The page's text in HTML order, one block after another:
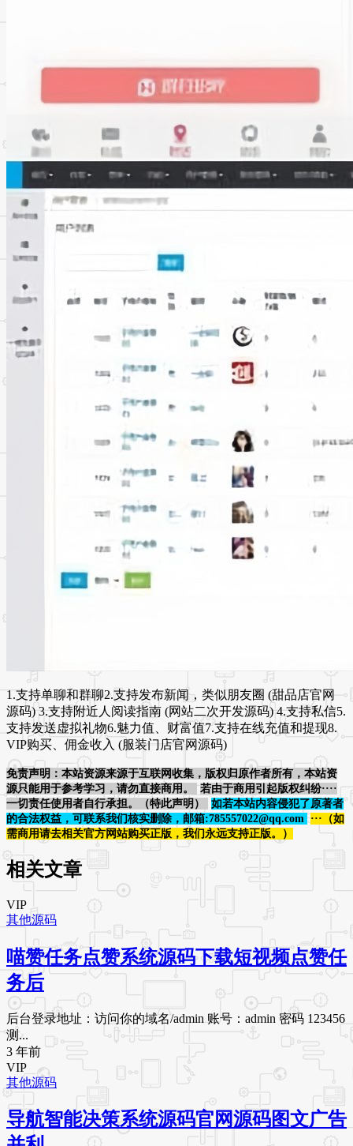
1.支持单聊和群聊2.支持发布新闻，类似朋友圈 (甜品店官网
源码) 3.支持附近人阅读指南 (网站二次开发源码) 4.支持私信5.
支持发送虚拟礼物6.魅力值、财富值7.支持在线充值和提现8.
VIP购买、佣金收入 (服装门店官网源码)
免责声明：本站资源来源于互联网收集，版权归原作者所有，本站资
源只能用于参考学习，请勿直接商用。
若由于商用引起版权纠纷····
一切责任使用者自行承担。（特此声明）
如若本站内容侵犯了原著者
的合法权益，可联系我们核实删除，邮箱:785557022@qq.com
···（如
需商用请去相关官方网站购买正版，我们永远支持正版。）
相关文章
VIP
其他源码
喵赞任务点赞系统源码下载短视频点赞任
务后
后台登录地址：访问你的域名/admin 账号：admin 密码 123456
测...
3 年前
VIP
其他源码
导航智能决策系统源码官网源码图文广告